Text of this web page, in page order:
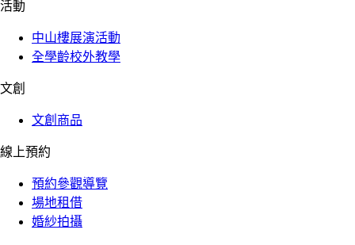
活動
中山樓展演活動
全學齡校外教學
文創
文創商品
線上預約
預約參觀導覽
場地租借
婚紗拍攝